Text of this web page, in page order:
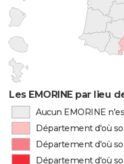
Les EMORINE par lieu
Aucun EMORINE
Département d'où
Département d'où
Département d'où